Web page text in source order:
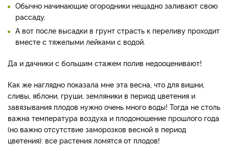
Обычно начинающие огородники нещадно заливают свою
рассаду.
А вот после высадки в грунт страсть к переливу проходит
вместе с тяжелыми лейками с водой.
Да и дачники с большим стажем полив недооценивают!
Как же наглядно показала мне эта весна, что для вишни,
сливы, яблони, груши, земляники в период цветения и
завязывания плодов нужно очень много воды! Тогда не столь
важна температура воздуха и плодоношение прошлого года
(но важно отсутствие заморозков весной в период
цветения): все растения ломятся от плодов!